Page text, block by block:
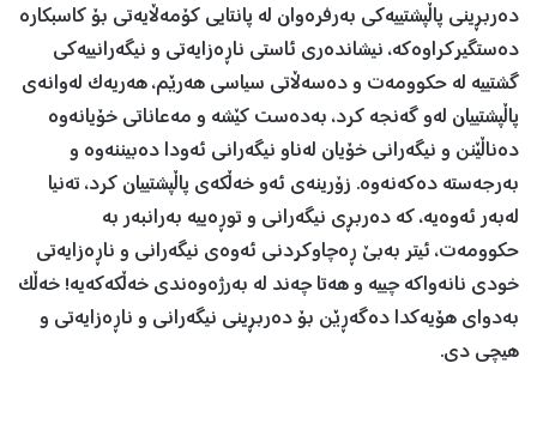
دەربڕینی پاڵپشتییەکی بەرفرەوان لە پانتایی کۆمەڵایەتی بۆ کاسبکارە
دەستگیرکراوەکە، نیشاندەری ئاستی ناڕەزایەتی و نیگەرانییەکی
گشتییە لە حکوومەت و دەسەڵاتی سیاسی هەرێم، هەریەک لەوانەی
پاڵپشتییان لەو گەنجە کرد، بەدەست کێشە و مەعاناتی خۆیانەوە
دەناڵێنن و نیگەرانی خۆیان لەناو نیگەرانی ئەودا دەبیننەوە و
بەرجەستە دەکەنەوە. زۆرینەی ئەو خەڵکەی پاڵپشتییان کرد، تەنیا
لەبەر ئەوەیە، کە دەربڕی نیگەرانی و توڕەییە بەرانبەر بە
حکوومەت، ئیتر بەبێ ڕەچاوکردنی ئەوەی نیگەرانی و ناڕەزایەتی
خودی نانەواکە چییە و هەتا چەند لە بەرژەوەندی خەڵکەکەیە! خەڵک
بەدوای هۆیەکدا دەگەڕێن بۆ دەربڕینی نیگەرانی و ناڕەزایەتی و
هیچی دی.